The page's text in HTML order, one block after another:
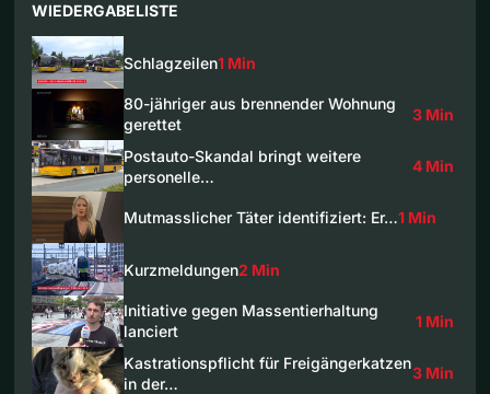
WIEDERGABELISTE
Schlagzeilen1 Min
80-jähriger aus brennender Wohnung
gerettet
3 Min
Postauto-Skandal bringt weitere
personelle…
4 Min
Mutmasslicher Täter identifiziert: Er…1 Min
Kurzmeldungen2 Min
Initiative gegen Massentierhaltung
lanciert
1 Min
Kastrationspflicht für Freigängerkatzen
in der…
3 Min